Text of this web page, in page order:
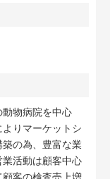
物病院を中心
りマーケットシ
の為、豊富な業
活動は顧客中心